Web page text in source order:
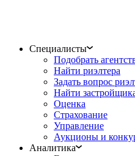
Специалисты
Подобрать
Найти риэлтера
Задать вопрос
Найти
Оценка
Страхование
Управление
Аукционы и
Аналитика